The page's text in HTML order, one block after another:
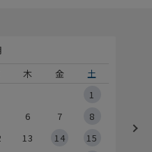
木 金
土
1
6 7
8
13 14
15